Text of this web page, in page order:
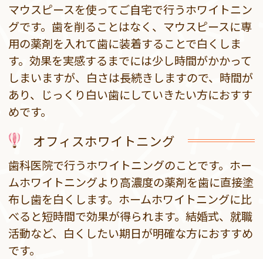
マウスピースを使ってご自宅で行うホワイトニン
グです。歯を削ることはなく、マウスピースに専
用の薬剤を入れて歯に装着することで白くしま
す。効果を実感するまでには少し時間がかかって
しまいますが、白さは長続きしますので、時間が
あり、じっくり白い歯にしていきたい方におすす
めです。
オフィスホワイトニング
歯科医院で行うホワイトニングのことです。ホー
ムホワイトニングより高濃度の薬剤を歯に直接塗
布し歯を白くします。ホームホワイトニングに比
べると短時間で効果が得られます。結婚式、就職
活動など、白くしたい期日が明確な方におすすめ
です。